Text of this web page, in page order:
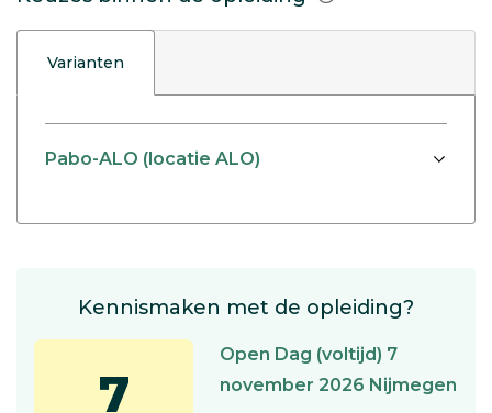
Varianten
Pabo-ALO (locatie ALO)
Kennismaken met de opleiding?
7
Open Dag (voltijd) 7
november 2026 Nijmegen